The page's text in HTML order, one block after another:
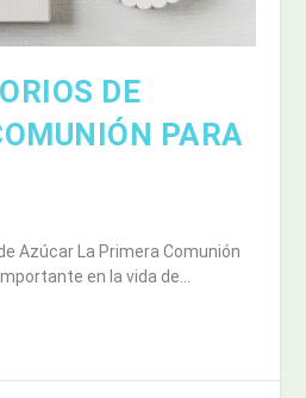
DE
PARA
Azúcar La Primera Comunión
en la vida de...